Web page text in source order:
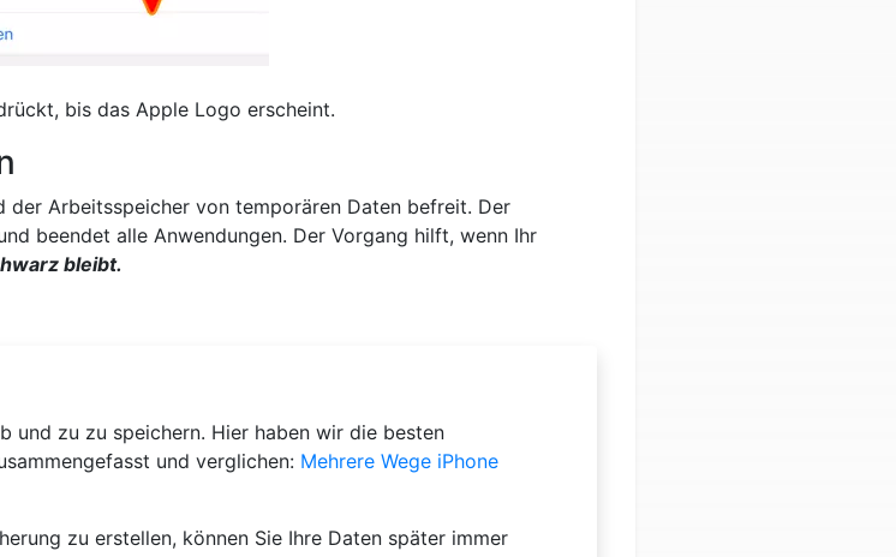
bis das Apple Logo erscheint.
der Arbeitsspeicher von temporären Daten befreit. Der
beendet alle Anwendungen. Der Vorgang hilft, wenn Ihr
bleibt.
und zu zu speichern. Hier haben wir die besten
und verglichen: Mehrere Wege iPhone
zu erstellen, können Sie Ihre Daten später immer